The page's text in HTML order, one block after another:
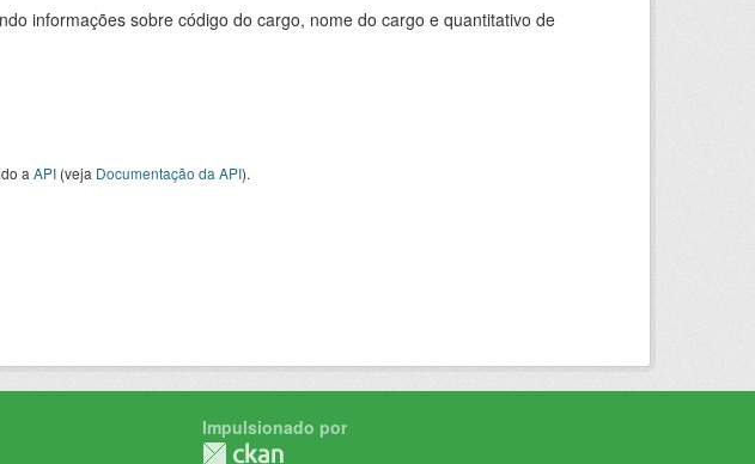
informações sobre código do cargo, nome do cargo e quantitativo de
a API (veja Documentação da API).
Impulsionado por